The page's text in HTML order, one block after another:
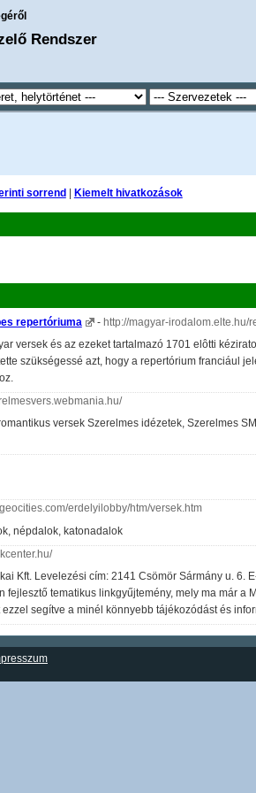
Rendszer
sorrend| Kiemelt hivatkozások
repertóriuma - http://magyar-irodalom.elte.hu/
versek és az ezeket tartalmazó 1701 elôtti
szükségessé azt, hogy a repertórium franciául
versek Szerelmes idézetek, Szerelmes
erdelyilobby/htm/versek.htm
népdalok, katonadalok
Kft. Levelezési cím: 2141 Csömör Sármány u. 6.
fejlesztő tematikus linkgyűjtemény, mely ma már a
segítve a minél könnyebb tájékozódást és